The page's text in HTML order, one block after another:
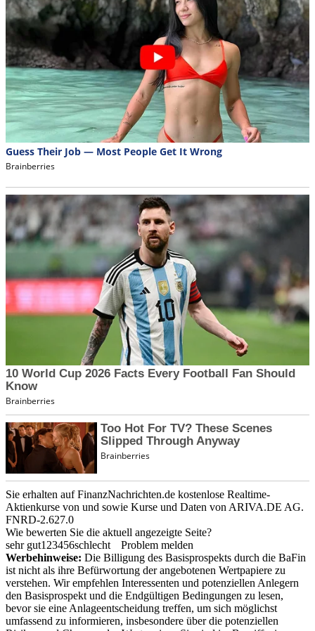
Sie erhalten auf FinanzNachrichten.de kostenlose Realtime-
Aktienkurse von und sowie Kurse und Daten von ARIVA.DE AG.
FNRD-2.627.0
Wie bewerten Sie die aktuell angezeigte Seite?
sehr gut1 23456schlecht
Problem melden
Werbehinweise: Die Billigung des Basisprospekts durch die BaFin
ist nicht als ihre Befürwortung der angebotenen Wertpapiere zu
verstehen. Wir empfehlen Interessenten und potenziellen Anlegern
den Basisprospekt und die Endgültigen Bedingungen zu lesen,
bevor sie eine Anlageentscheidung treffen, um sich möglichst
umfassend zu informieren, insbesondere über die potenziellen